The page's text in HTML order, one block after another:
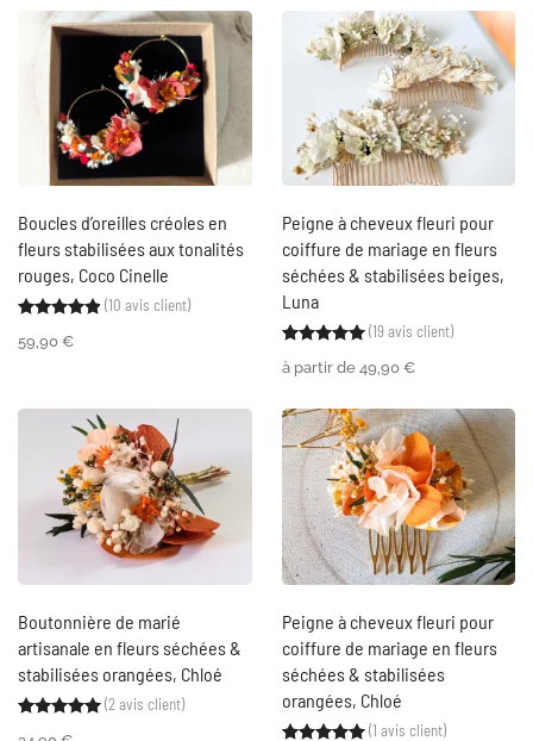
Boucles d’oreilles créoles en
fleurs stabilisées aux tonalités
rouges, Coco Cinelle
Noté4.90sur 5 basé sur
10
(10 avis client)
59,90 €
Peigne à cheveux fleuri pour
coiffure de mariage en fleurs
séchées & stabilisées beiges,
Luna
Noté5.00sur 5
19
(19avis client)
à partir de 49,90 €
Boutonnière de marié
artisanale en fleurs séchées &
stabilisées orangées, Chloé
Noté5.00sur 5 basé sur
2 notations client
(2avis client)
Peigne à cheveux fleuri pour
coiffure de mariage en fleurs
séchées & stabilisées
orangées, Chloé
Noté 5.00sur 5
1
(1 avis client)